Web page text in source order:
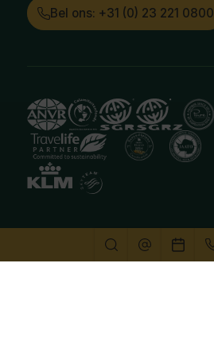
Bel ons: +31 (0) 23 221 0800